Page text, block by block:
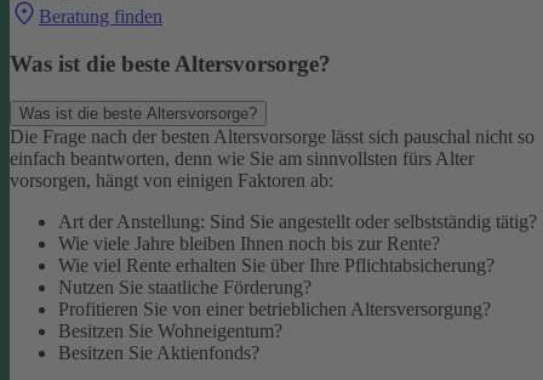
Beratung finden
Was ist die beste Altersvorsorge?
Was ist die beste Altersvorsorge?
Die Frage nach der besten Altersvorsorge lässt sich pauschal nicht so
einfach beantworten, denn wie Sie am sinnvollsten fürs Alter
vorsorgen, hängt von einigen Faktoren ab:
Art der Anstellung: Sind Sie angestellt oder selbstständig tätig?
Wie viele Jahre bleiben Ihnen noch bis zur Rente?
Wie viel Rente erhalten Sie über Ihre Pflichtabsicherung?
Nutzen Sie staatliche Förderung?
Profitieren Sie von einer betrieblichen Altersversorgung?
Besitzen Sie Wohneigentum?
Besitzen Sie Aktienfonds?